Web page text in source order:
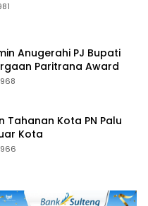
Anugerahi PJ Bupati
Paritrana Award
968
Tahanan Kota PN Palu
Kota
966